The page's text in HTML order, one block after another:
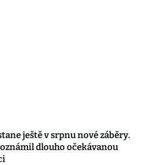
ještě v srpnu nové záběry.
dlouho očekávanou